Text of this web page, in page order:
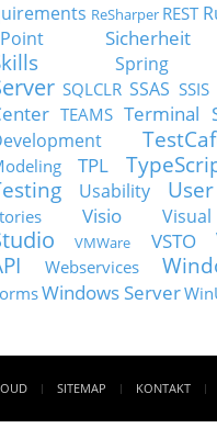
ReSharper REST
Sicherheit
Spring
SQLCLR SSAS SSIS
TEAMS Terminal
TPL
Usability
Visio
VMWare VSTO
Webservices
Windows Server
SITEMAP KONTAKT